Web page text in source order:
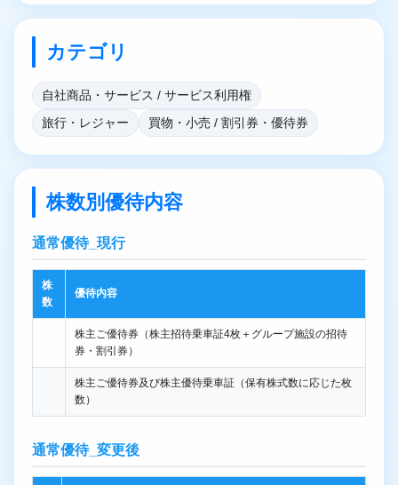
カテゴリ
自社商品・サービス / サービス利用権
旅行・レジャー 買物・小売 / 割引券・優待券
株数別優待内容
通常優待_現行
株
数
優待内容
株主ご優待券（株主招待乗車証4枚＋グループ施設の招待
券・割引券）
株主ご優待券及び株主優待乗車証（保有株式数に応じた枚
数）
通常優待_変更後